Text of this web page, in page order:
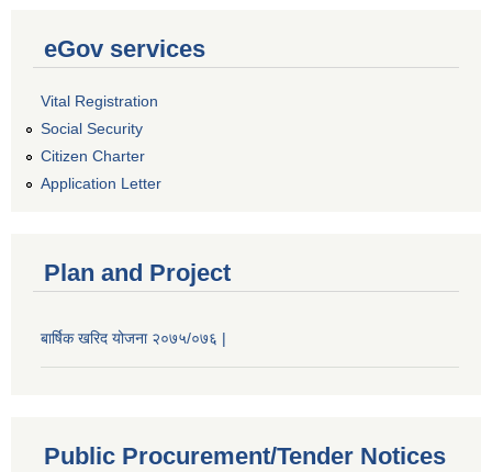
eGov services
Vital Registration
Social Security
Citizen Charter
Application Letter
Plan and Project
बार्षिक खरिद योजना २०७५/०७६ |
Public Procurement/Tender Notices